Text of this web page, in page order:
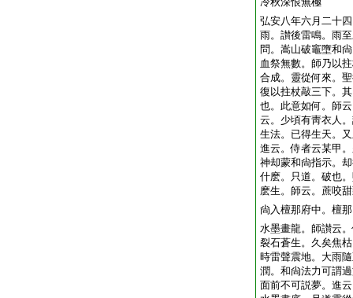
弘安八年六月二十
雨。讃後雷鳴。雨
問。嵩山破竈墮和
血祭無數。師乃以
合成。靈從何來。
復以拄杖敲三下。
也。此意如何。師
云。少頃有靑衣人
生法。已得生天。
進云。侍者云某甲
神却蒙和尙指示。
什麽。只道。破也
麽生。師云。蔗咬
尙入檀那府中。檀
水墨畫龍。師讃云
裂石蒼生。久矣焦
時雷聲震地。大雨
潤。和尙法力可謂
面前不可説夢。進